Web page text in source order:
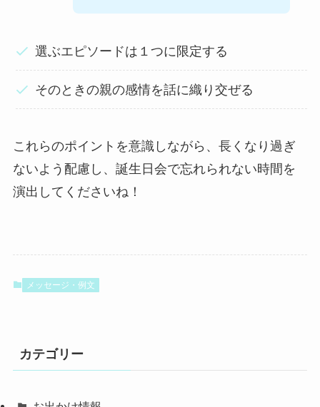
選ぶエピソードは１つに限定する
そのときの親の感情を話に織り交ぜる
これらのポイントを意識しながら、長くなり過ぎ
ないよう配慮し、誕生日会で忘れられない時間を
演出してくださいね！
メッセージ・例文
カテゴリー